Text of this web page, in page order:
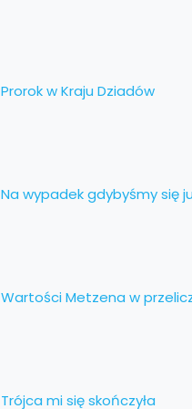
Prorok w Kraju Dziadów
Na wypadek gdybyśmy się
Wartości Metzena w
Trójca mi się skończyła